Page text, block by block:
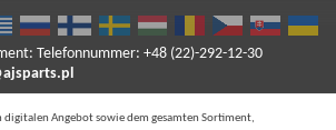
Telefonnummer: +48 (22)-292-12-30
digitalen Angebot sowie dem gesamten Sortiment,